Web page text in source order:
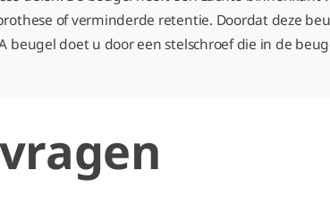
of verminderde retentie. Doordat deze
beugel doet u door een stelschroef die in de